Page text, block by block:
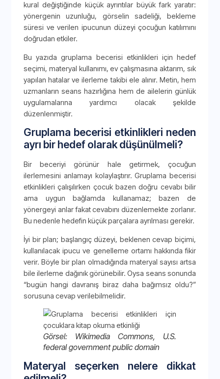
kural değiştiğinde küçük ayrıntılar büyük fark yaratır:
yönergenin uzunluğu, görselin sadeliği, bekleme
süresi ve verilen ipucunun düzeyi çocuğun katılımını
doğrudan etkiler.
Bu yazıda gruplama becerisi etkinlikleri için hedef
seçimi, materyal kullanımı, ev çalışmasına aktarım, sık
yapılan hatalar ve ilerleme takibi ele alınır. Metin, hem
uzmanların seans hazırlığına hem de ailelerin günlük
uygulamalarına yardımcı olacak şekilde
düzenlenmiştir.
Gruplama becerisi etkinlikleri neden
ayrı bir hedef olarak düşünülmeli?
Bir beceriyi görünür hale getirmek, çocuğun
ilerlemesini anlamayı kolaylaştırır. Gruplama becerisi
etkinlikleri çalışılırken çocuk bazen doğru cevabı bilir
ama uygun bağlamda kullanamaz; bazen de
yönergeyi anlar fakat cevabını düzenlemekte zorlanır.
Bu nedenle hedefin küçük parçalara ayrılması gerekir.
İyi bir plan; başlangıç düzeyi, beklenen cevap biçimi,
kullanılacak ipucu ve genelleme ortamı hakkında fikir
verir. Böyle bir plan olmadığında materyal sayısı artsa
bile ilerleme dağınık görünebilir. Oysa seans sonunda
“bugün hangi davranış biraz daha bağımsız oldu?”
sorusuna cevap verilebilmelidir.
Görsel: Wikimedia Commons, U.S.
federal government public domain
Materyal seçerken nelere dikkat